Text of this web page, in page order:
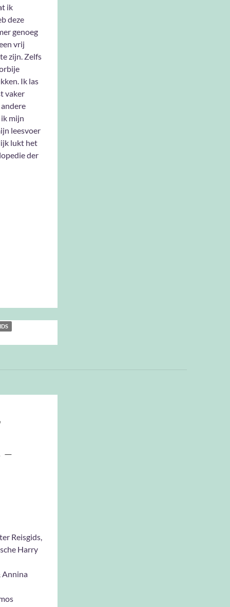
ik
deze
genoeg
vrij
zijn. Zelfs
Ik las
vaker
mijn
leesvoer
lukt het
der
Reisgids,
Harry
Annina